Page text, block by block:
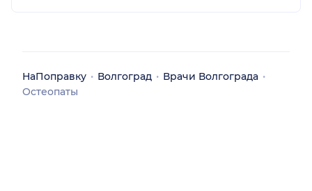
НаПоправку Волгоград
Врачи Волгограда
Остеопаты